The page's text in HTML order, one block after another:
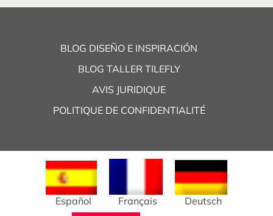
BLOG DISEÑO E INSPIRACIÓN
BLOG TALLER TILEFLY
AVIS JURIDIQUE
POLITIQUE DE CONFIDENTIALITÉ
Español Français Deutsch